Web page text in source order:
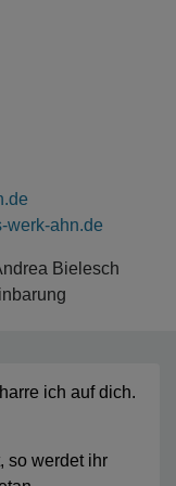
werk-ahn.de
Bielesch
ich auf dich.
so werdet ihr